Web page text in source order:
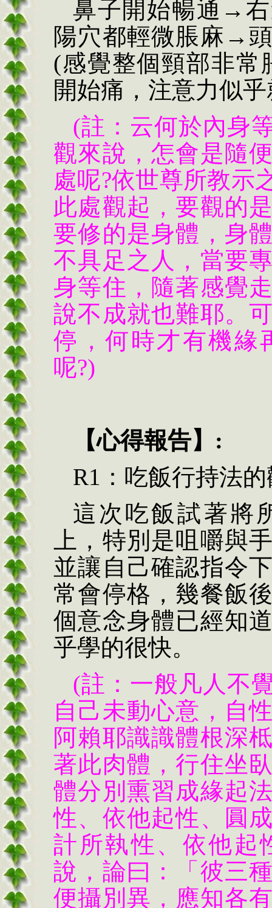
鼻子開始暢通→
陽穴都輕微脹麻→
(感覺整個頸部非常
開始痛，注意力似
(註：云何於內身
觀來說，怎會是隨
處呢?依世尊所教示
此處觀起，要觀的
要修的是身體，身
不具足之人，當要
身等住，隨著感覺
說不成就也難耶。
停，何時才有機緣
呢?)
【心得報告】:
R1：吃飯行持法
這次吃飯試著將
上，特別是咀嚼與
並讓自己確認指令
常會停格，幾餐飯
個意念身體已經知
乎學的很快。
(註：一般凡人不
自己未動心意，自
阿賴耶識識體根深
著此肉體，行住坐
體分別熏習成緣起
性、依他起性、圓
計所執性、依他起
說，論曰：「彼三
便攝別異，應知各